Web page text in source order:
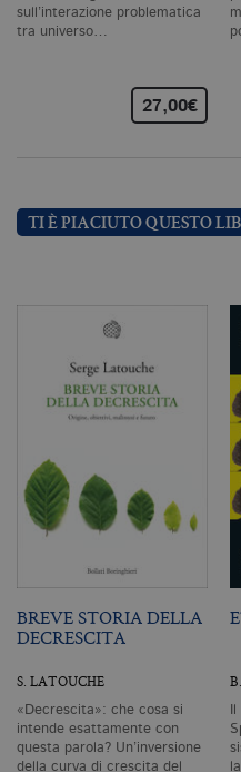
sull’interazione problematica
tra universo…
27,00€
TI È PIACIUTO QUESTO
BREVE STORIA DELLA
DECRESCITA
S. LATOUCHE
«Decrescita»: che cosa si
intende esattamente con
questa parola? Un’inversione
della curva di crescita del